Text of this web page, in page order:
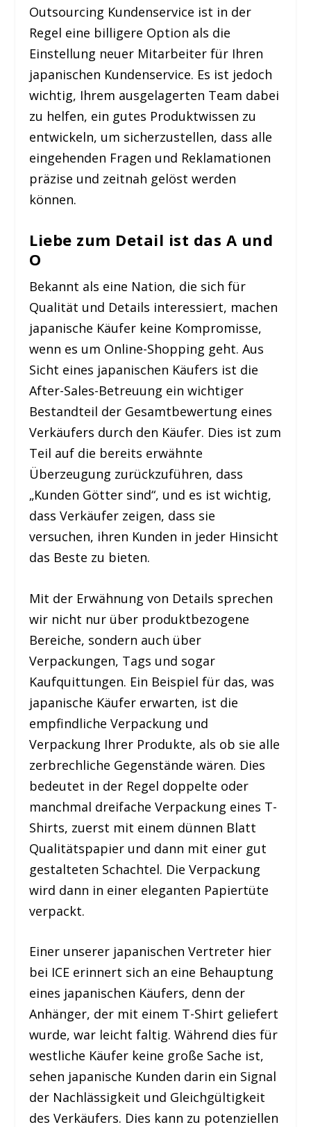
Outsourcing Kundenservice ist in der
Regel eine billigere Option als die
Einstellung neuer Mitarbeiter für Ihren
japanischen Kundenservice. Es ist jedoch
wichtig, Ihrem ausgelagerten Team dabei
zu helfen, ein gutes Produktwissen zu
entwickeln, um sicherzustellen, dass alle
eingehenden Fragen und Reklamationen
präzise und zeitnah gelöst werden
können.
Liebe zum Detail ist das A und
O
Bekannt als eine Nation, die sich für
Qualität und Details interessiert, machen
japanische Käufer keine Kompromisse,
wenn es um Online-Shopping geht. Aus
Sicht eines japanischen Käufers ist die
After-Sales-Betreuung ein wichtiger
Bestandteil der Gesamtbewertung eines
Verkäufers durch den Käufer. Dies ist zum
Teil auf die bereits erwähnte
Überzeugung zurückzuführen, dass
„Kunden Götter sind“, und es ist wichtig,
dass Verkäufer zeigen, dass sie
versuchen, ihren Kunden in jeder Hinsicht
das Beste zu bieten.
Mit der Erwähnung von Details sprechen
wir nicht nur über produktbezogene
Bereiche, sondern auch über
Verpackungen, Tags und sogar
Kaufquittungen. Ein Beispiel für das, was
japanische Käufer erwarten, ist die
empfindliche Verpackung und
Verpackung Ihrer Produkte, als ob sie alle
zerbrechliche Gegenstände wären. Dies
bedeutet in der Regel doppelte oder
manchmal dreifache Verpackung eines T-
Shirts, zuerst mit einem dünnen Blatt
Qualitätspapier und dann mit einer gut
gestalteten Schachtel. Die Verpackung
wird dann in einer eleganten Papiertüte
verpackt.
Einer unserer japanischen Vertreter hier
bei ICE erinnert sich an eine Behauptung
eines japanischen Käufers, denn der
Anhänger, der mit einem T-Shirt geliefert
wurde, war leicht faltig. Während dies für
westliche Käufer keine große Sache ist,
sehen japanische Kunden darin ein Signal
der Nachlässigkeit und Gleichgültigkeit
des Verkäufers. Dies kann zu potenziellen